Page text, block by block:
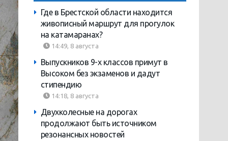
Где в Брестской области находится
живописный маршрут для прогулок
на катамаранах?
14:49, 8 августа
Выпускников 9-х классов примут в
Высоком без экзаменов и дадут
стипендию
14:18, 8 августа
Двухколесные на дорогах
продолжают быть источником
резонансных новостей